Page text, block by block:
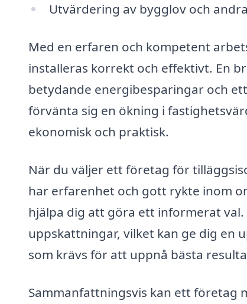
Utvärdering av bygglov och
Med en erfaren och kompetent
installeras korrekt och effektivt. En
betydande energibesparingar och
förvänta sig en ökning i
ekonomisk och praktisk.
När du väljer ett företag för
har erfarenhet och gott rykte inom
hjälpa dig att göra ett informerat
uppskattningar, vilket kan ge dig en
som krävs för att uppnå bästa
Sammanfattningsvis kan ett företag